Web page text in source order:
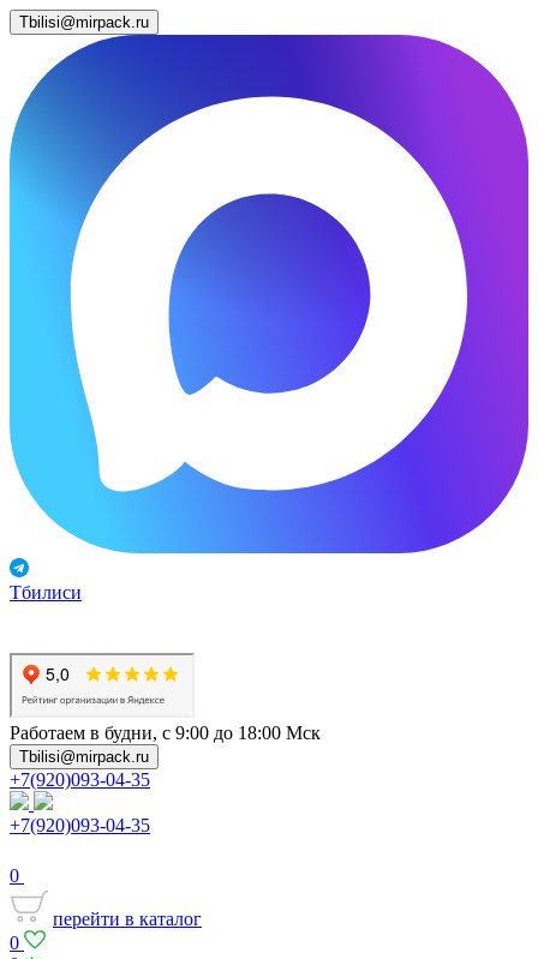
Tbilisi@mirpack.ru
Тбилиси
Работаем в будни, с 9:00 до 18:00 Мск
Tbilisi@mirpack.ru
+7(920)093-04-35
+7(920)093-04-35
0
перейти в каталог
0